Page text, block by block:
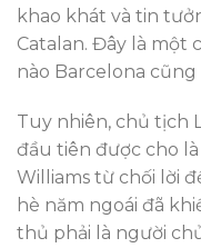
khao khát và tin
Catalan. Đây là một
nào Barcelona cũng
Tuy nhiên, chủ tịch
đầu tiên được cho
Williams từ chối lời
hè năm ngoái đã
thủ phải là người